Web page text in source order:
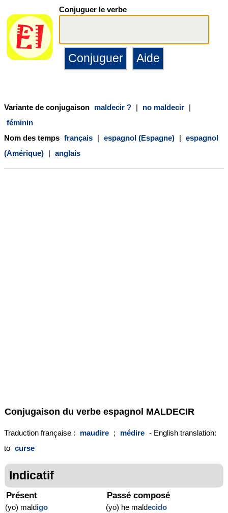
Conjuguer le verbe
Variante de conjugaison maldecir ? | no maldecir |
féminin
Nom des temps français | espagnol (Espagne) | espagnol
(Amérique) | anglais
Conjugaison du verbe espagnol MALDECIR
Traduction française : maudire ; médire - English translation:
to curse
Indicatif
Présent
(yo) maldigo
Passé composé
(yo) he maldecido